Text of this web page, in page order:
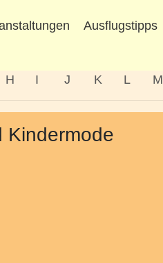
Ausflugstipps
H I J K L M
Kindermode